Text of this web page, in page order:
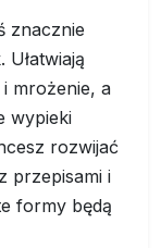
znacznie
i mrożenie, a
wypieki
rozwijać
przepisami i
formy będą